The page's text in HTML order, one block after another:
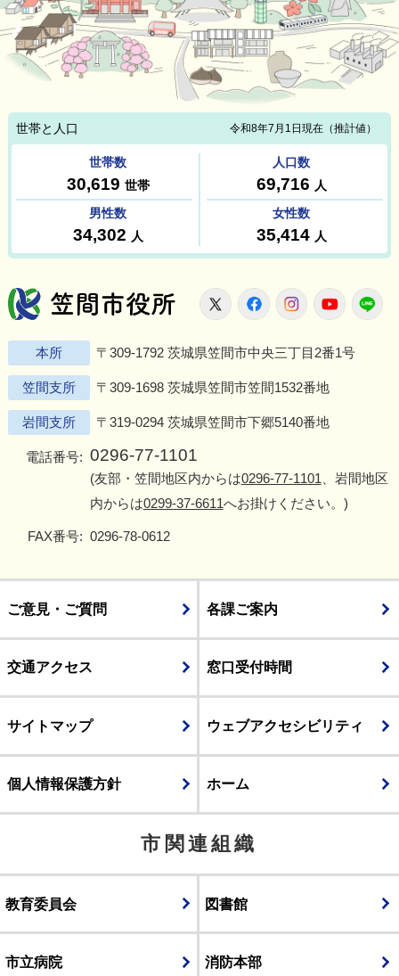
笠間市役所
X FacebookInstagram
本所 〒309-1792 茨城県笠間市中央三丁目2番1号
笠間支所 〒309-1698 茨城県笠間市笠間1532番地
岩間支所 〒319-0294 茨城県笠間市下郷5140番地
電話番号: 0296-77-1101
(友部・笠間地区内からは0296-77-1101 、岩間地区
内からは0299-37-6611へお掛けください。)
FAX番号: 0296-78-0612
ご意見・ご質問 各課ご案内
交通アクセス 窓口受付時間
サイトマップ ウェブアクセシビリティ
個人情報保護方針 ホーム
市関連組織
教育委員会 図書館
市立病院 消防本部